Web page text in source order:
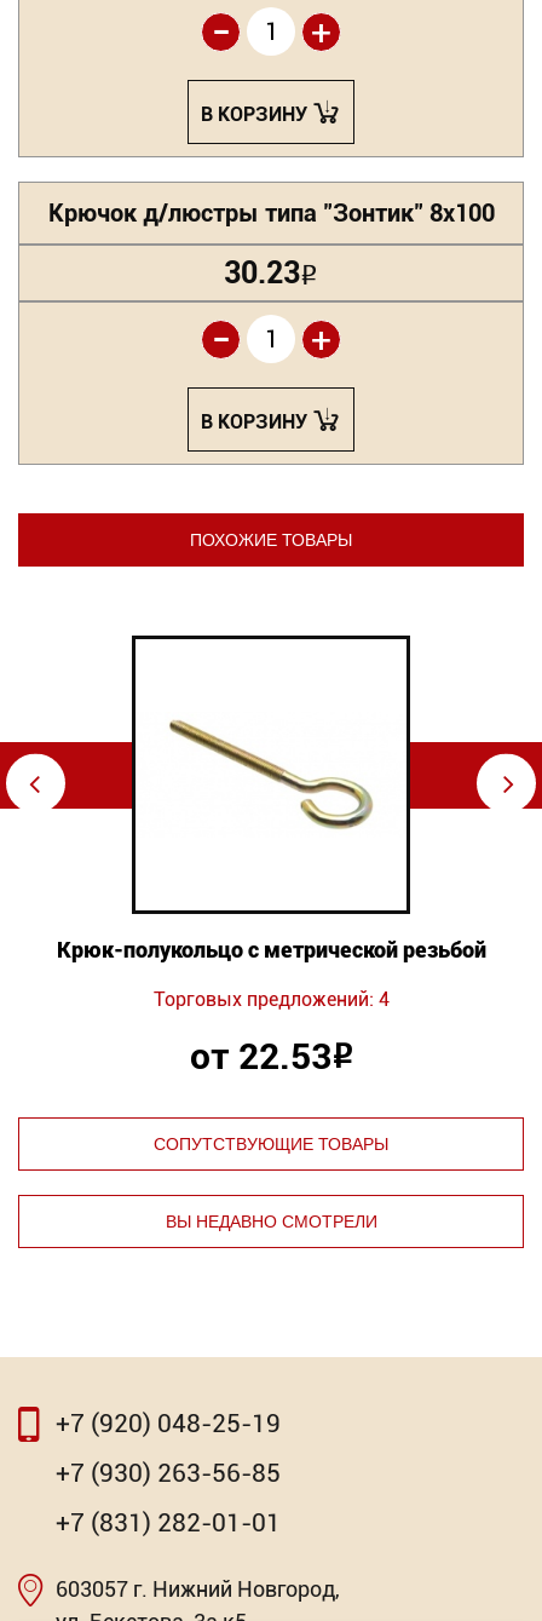
+
-
В КОРЗИНУ
Крючок д/люстры типа "Зонтик" 8х100
30.23Р
+
-
В КОРЗИНУ
ПОХОЖИЕ ТОВАРЫ
⇦
Крюк-полукольцо с метрической резьбой
Торговых предложений: 4
от 22.53Р
⇨
СОПУТСТВУЮЩИЕ ТОВАРЫ
⇦
Крюк-полукольцо с метрической резьбой
⇨
ВЫ НЕДАВНО СМОТРЕЛИ
⇦
Насадка для МФИ ЗУБР DIAMOND керамика,
+7 (920) 048-25-19
+7 (930) 263-56-85
+7 (831) 282-01-01
603057 г. Нижний Новгород,